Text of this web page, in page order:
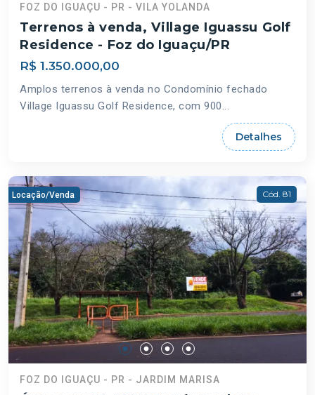
FOZ DO IGUAÇU - PR - VILA YOLANDA
Terrenos à venda, Village Iguassu Golf
Residence - Foz do Iguaçu/PR
R$ 1.350.000,00
Amplos terrenos à venda no Condomínio fechado
Village Iguassu Golf Residence, com 900...
Detalhes
Locação/Venda Cód. 81
FOZ DO IGUAÇU - PR - JARDIM MARISA